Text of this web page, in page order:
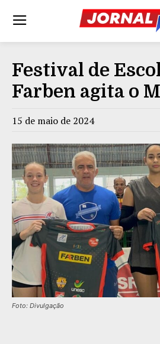
Festival de
Farben agita o
15 de maio de 2024
Foto: Divulgação